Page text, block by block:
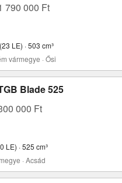
790 000 Ft
LE) · 503 cm³
vármegye · Ősi
Blade 525
000 Ft
LE) · 525 cm³
· Acsád